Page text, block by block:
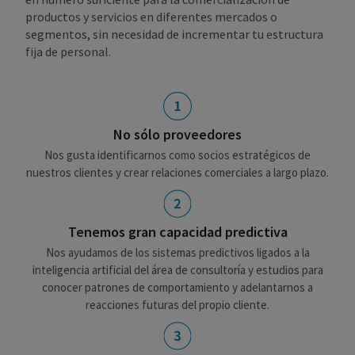
productos y servicios en diferentes mercados o
segmentos, sin necesidad de incrementar tu estructura
fija de personal.
No sólo proveedores
Nos gusta identificarnos como socios estratégicos de
nuestros clientes y crear relaciones comerciales a largo plazo.
Tenemos gran capacidad predictiva
Nos ayudamos de los sistemas predictivos ligados a la
inteligencia artificial del área de consultoría y estudios para
conocer patrones de comportamiento y adelantarnos a
reacciones futuras del propio cliente.